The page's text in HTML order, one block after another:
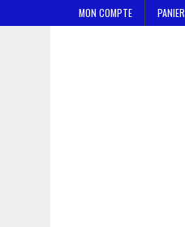
MON COMPTE PANIER